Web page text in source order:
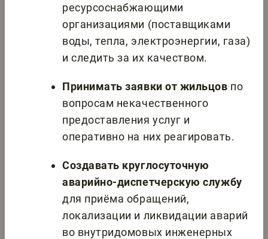
ресурсоснабжающими
организациями (поставщиками
воды, тепла, электроэнергии, газа)
и следить за их качеством.
Принимать заявки от жильцов по
вопросам некачественного
предоставления услуг и
оперативно на них реагировать.
Создавать круглосуточную
аварийно-диспетчерскую службу
для приёма обращений,
локализации и ликвидации аварий
во внутридомовых инженерных